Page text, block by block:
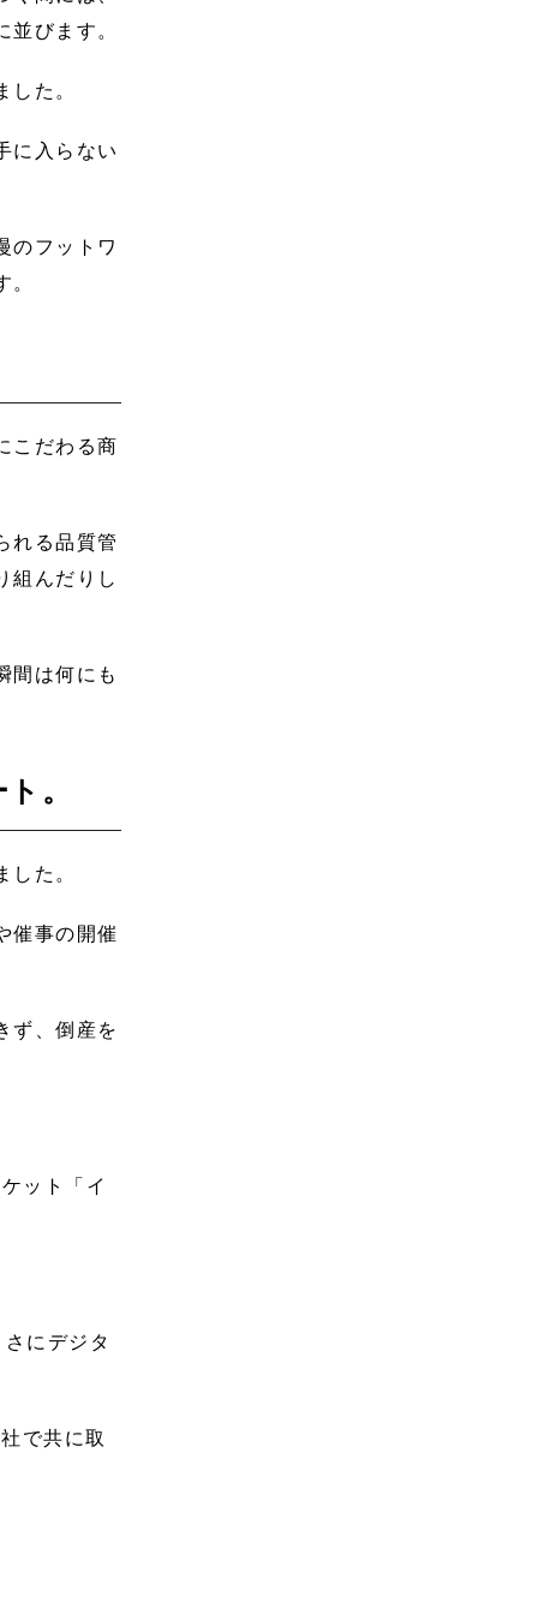
びます。
た。
に入らない
のフットワ
こだわる商
れる品質管
組んだりし
間は何にも
。
た。
催事の開催
ず、倒産を
ット「イ
にデジタ
で共に取